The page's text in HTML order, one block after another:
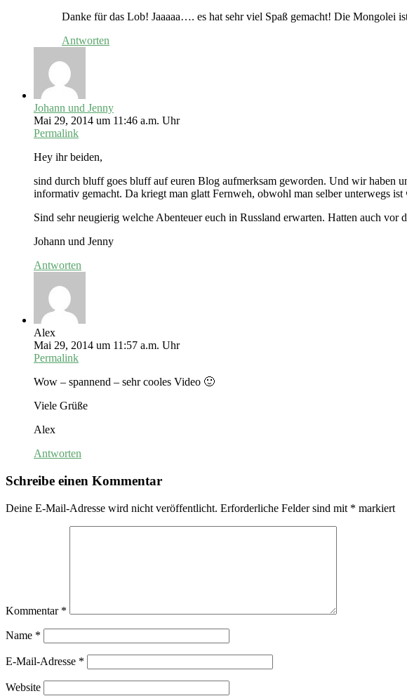
Danke für das Lob! Jaaaaa…. es hat sehr viel Spaß gemacht! Die Mongolei
Antworten
Johann und Jenny
Mai 29, 2014 um 11:46 a.m. Uhr
Permalink
Hey ihr beiden,
sind durch bluff goes bluff auf euren Blog aufmerksam geworden. Und wir haben
informativ gemacht. Da kriegt man glatt Fernweh, obwohl man selber unterwegs ist
Sind sehr neugierig welche Abenteuer euch in Russland erwarten. Hatten auch
Johann und Jenny
Antworten
Alex
Mai 29, 2014 um 11:57 a.m. Uhr
Permalink
Wow – spannend – sehr cooles Video 🙂
Viele Grüße
Alex
Antworten
Schreibe einen Kommentar
Deine E-Mail-Adresse wird nicht veröffentlicht. Erforderliche Felder sind mit * markiert
Kommentar *
Name *
E-Mail-Adresse *
Website